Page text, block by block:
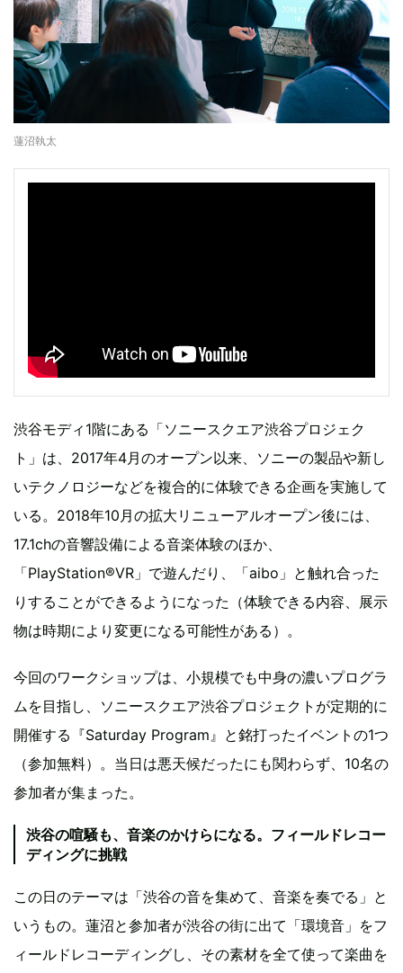
蓮沼執太
渋谷モディ1階にある「ソニースクエア渋谷プロジェク
ト」は、2017年4月のオープン以来、ソニーの製品や新し
いテクノロジーなどを複合的に体験できる企画を実施して
いる。2018年10月の拡大リニューアルオープン後には、
17.1chの音響設備による音楽体験のほか、
「PlayStation®VR」で遊んだり、「aibo」と触れ合った
りすることができるようになった（体験できる内容、展示
物は時期により変更になる可能性がある）。
今回のワークショップは、小規模でも中身の濃いプログラ
ムを目指し、ソニースクエア渋谷プロジェクトが定期的に
開催する『Saturday Program』と銘打ったイベントの1つ
（参加無料）。当日は悪天候だったにも関わらず、10名の
参加者が集まった。
渋谷の喧騒も、音楽のかけらになる。フィールドレコー
ディングに挑戦
この日のテーマは「渋谷の音を集めて、音楽を奏でる」と
いうもの。蓮沼と参加者が渋谷の街に出て「環境音」をフ
ィールドレコーディングし、その素材を全て使って楽曲を